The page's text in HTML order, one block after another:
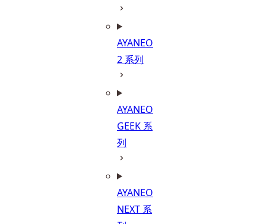
AYANEO
2 系列
AYANEO
GEEK 系
列
AYANEO
NEXT 系